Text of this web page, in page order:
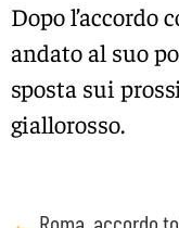
Dopo l’accordo
andato al suo
sposta sui
giallorosso.